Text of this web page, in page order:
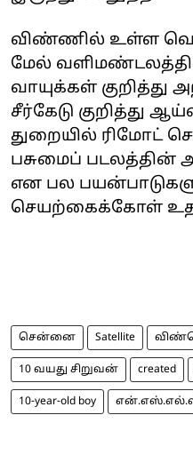
விண்ணில் உள்ள
மேல்
வாயுக்கள் குறித்து
சீர்கேடு குறித்து
துறையில் ரிமோட்
பசுமைப் படலத்தின்
என பல
செயற்கைக்கோள்
சென்னை Satellite
10 வயது சிறுவன் created
10-year-old boy